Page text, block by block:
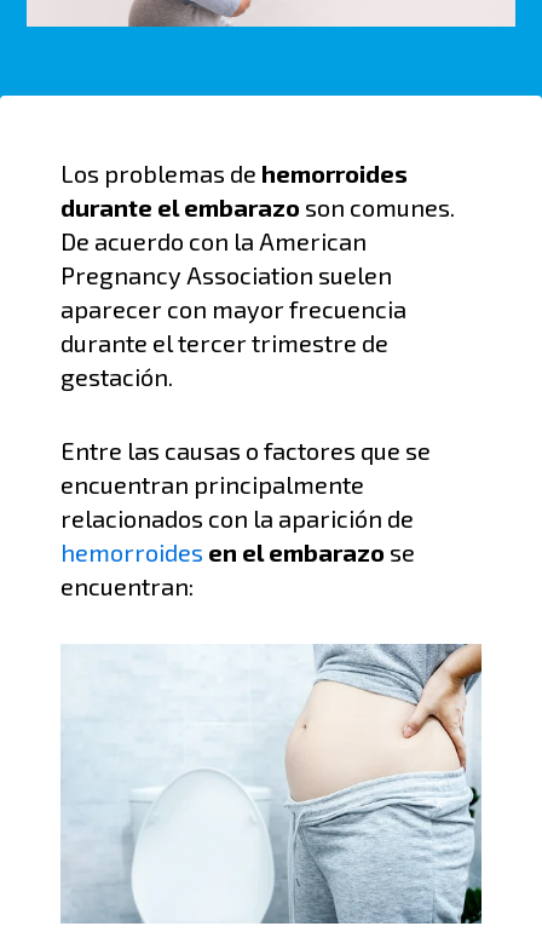
Los problemas de hemorroides
durante el embarazo son comunes.
De acuerdo con la American
Pregnancy Association suelen
aparecer con mayor frecuencia
durante el tercer trimestre de
gestación.
Entre las causas o factores que se
encuentran principalmente
relacionados con la aparición de
hemorroides en el embarazo se
encuentran: